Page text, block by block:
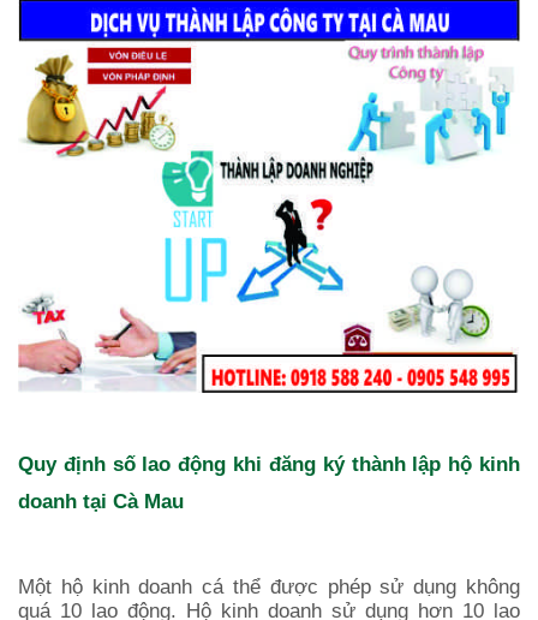
Quy định số lao động khi đăng ký thành lập hộ kinh
doanh tại Cà Mau
Một hộ kinh doanh cá thể được phép sử dụng không
quá 10 lao động. Hộ kinh doanh sử dụng hơn 10 lao